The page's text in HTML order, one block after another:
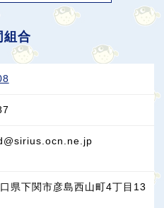
組合
県下関市彦島西山町4丁目13